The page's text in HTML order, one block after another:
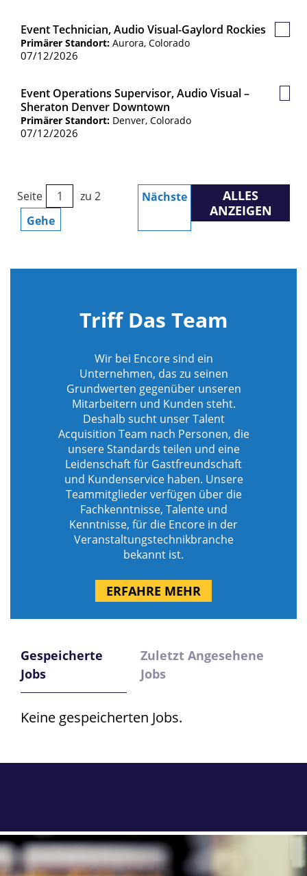
Event Technician, Audio Visual-Gaylord Rockies
Primärer Standort: Aurora, Colorado
07/12/2026
Event Operations Supervisor, Audio Visual –
Sheraton Denver Downtown
Primärer Standort: Denver, Colorado
07/12/2026
Seite
zu 2
Gehe
Nächste
ALLES
ANZEIGEN
Triff Das Team
Wir bei Encore sind ein
Unternehmen, das zu seinen
Grundwerten gegenüber unseren
Mitarbeitern und Kunden steht.
Deshalb sucht unser Talent
Acquisition Team nach Personen, die
unsere Standards teilen und eine
Leidenschaft für Gastfreundschaft
und Kundenservice haben. Unsere
Teammitglieder verfügen über die
Fachkenntnisse, Talente und
Kenntnisse, für die Encore in der
Veranstaltungstechnikbranche
bekannt ist.
ERFAHRE MEHR
Gespeicherte
Jobs
Zuletzt Angesehene
Jobs
Keine gespeicherten Jobs.